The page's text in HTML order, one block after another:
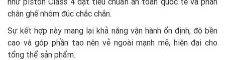
chân ghế nhôm đúc chắc chắn.
Sự kết hợp này mang lại khả năng vận hành ổn định, độ bền
cao và góp phần tạo nên vẻ ngoài mạnh mẽ, hiện đại cho
tổng thể sản phẩm.